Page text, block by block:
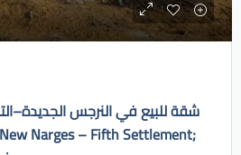
شقة للبيع في النرجس
Narges – Fifth Settlement;